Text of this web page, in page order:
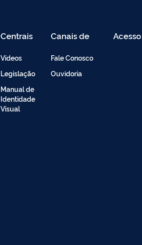
Centrais
Vídeos
Legislação
Manual de
Identidade
Visual
Canais de
Fale Conosco
Ouvidoria
Acesso